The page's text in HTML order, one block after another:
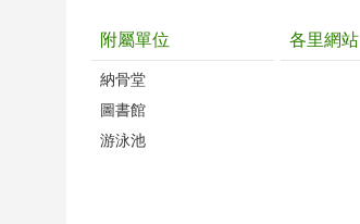
附屬單位
納骨堂
圖書館
游泳池
各里網站